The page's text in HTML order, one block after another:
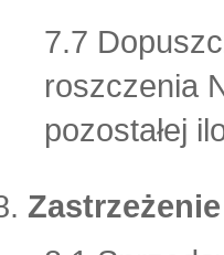
7.7
roszczenia
pozostałej